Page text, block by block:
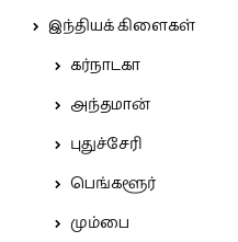
இந்தியக் கிளைகள்
கர்நாடகா
அந்தமான்
புதுச்சேரி
பெங்களூர்
மும்பை